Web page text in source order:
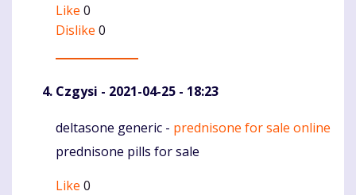
Like 0
Dislike 0
Czgysi - 2021-04-25 - 18:23
Komentaras
deltasone generic - prednisone for sale online
prednisone pills for sale
Like 0